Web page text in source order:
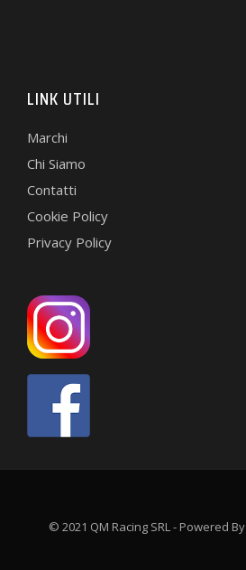
LINK UTILI
Marchi
Chi Siamo
Contatti
Cookie Policy
Privacy Policy
© 2021 QM Racing SRL - Powered By